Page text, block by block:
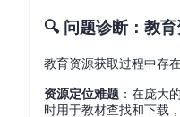
🔍 问题诊断：教
教育资源获取过程中存
资源定位难题 ：在庞大
时用于教材查找和下载